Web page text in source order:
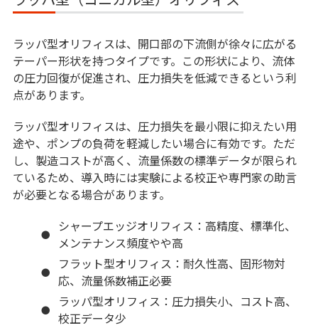
ラッパ型オリフィスは、開口部の下流側が徐々に広がる
テーパー形状を持つタイプです。この形状により、流体
の圧力回復が促進され、圧力損失を低減できるという利
点があります。
ラッパ型オリフィスは、圧力損失を最小限に抑えたい用
途や、ポンプの負荷を軽減したい場合に有効です。ただ
し、製造コストが高く、流量係数の標準データが限られ
ているため、導入時には実験による校正や専門家の助言
が必要となる場合があります。
シャープエッジオリフィス：高精度、標準化、
メンテナンス頻度やや高
フラット型オリフィス：耐久性高、固形物対
応、流量係数補正必要
ラッパ型オリフィス：圧力損失小、コスト高、
校正データ少